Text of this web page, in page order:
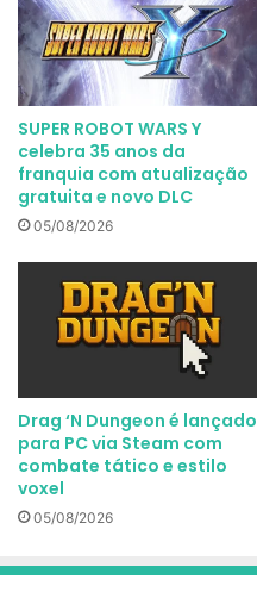
SUPER ROBOT WARS Y
celebra 35 anos da
franquia com atualização
gratuita e novo DLC
05/08/2026
Drag ‘N Dungeon é lançado
para PC via Steam com
combate tático e estilo
voxel
05/08/2026